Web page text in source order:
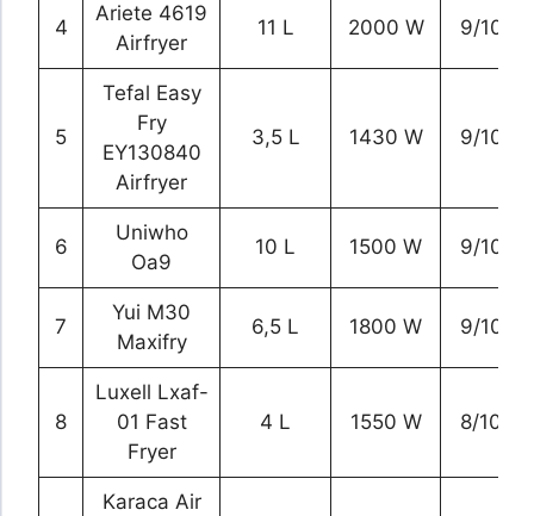
4
Ariete 4619
Airfryer
11 L 2000 W 9/10
5
Tefal Easy
Fry
EY130840
Airfryer
3,5 L 1430 W 9/10
6
Uniwho
Oa9
10 L 1500 W 9/10
7
Yui M30
Maxifry
6,5 L 1800 W 9/10
8
Luxell Lxaf-
01 Fast
Fryer
4 L 1550 W 8/10
Karaca Air